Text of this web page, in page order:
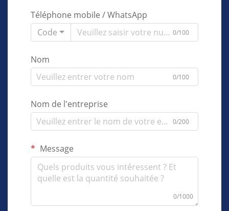
Téléphone mobile / WhatsApp
Code
0/100
Nom
0/100
Nom de l'entreprise
0/200
Message
0/1000